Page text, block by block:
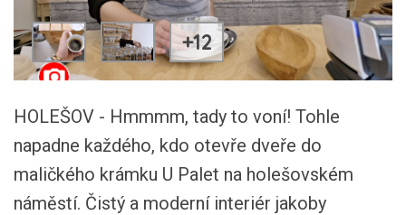
+12
HOLEŠOV - Hmmmm, tady to voní! Tohle
napadne každého, kdo otevře dveře do
maličkého krámku U Palet na holešovském
náměstí. Čistý a moderní interiér jakoby